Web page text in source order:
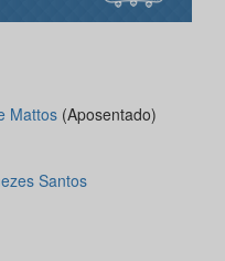
Mattos (Aposentado)
Santos